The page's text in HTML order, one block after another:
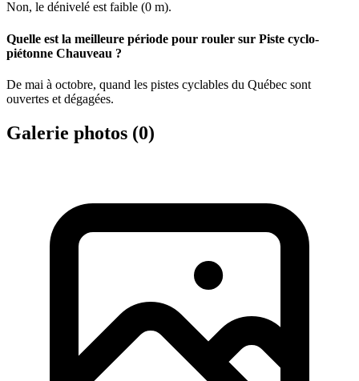
Non, le dénivelé est faible (0 m).
Quelle est la meilleure période pour rouler sur Piste cyclo-
piétonne Chauveau ?
De mai à octobre, quand les pistes cyclables du Québec sont
ouvertes et dégagées.
Galerie photos (0)